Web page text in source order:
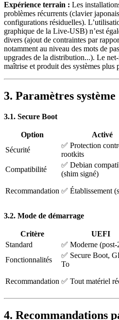
Expérience terrain : Les
problèmes récurrents (clavier
configurations résiduelles).
graphique de la Live-USB) n’est
divers (ajout de contraintes par
notamment au niveau des mots de
upgrades de la distribution...). Le
maîtrise et produit des systèmes plus
3. Paramètres système
3.1. Secure Boot
Option Activé
Sécurité
✅ Protection
rootkits
Compatibilité
✅ Debian
(shim signé)
Recommandation ✅ Établissement
3.2. Mode de démarrage
Critère UEFI
Standard
✅ Moderne (post-
Fonctionnalités
✅ Secure Boot,
To
Recommandation ✅ Tout matériel
4. Recommandations